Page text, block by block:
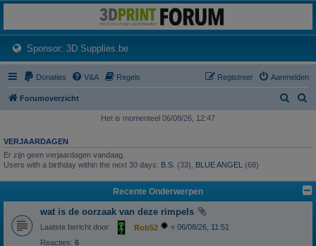
Het 3D print forum van de Benelux na de sluiting van 3dprintforum.nl
Sponsor: 3D Supplies.be(Opens a new tab)
Donaties V&A Regels Aanmelden
Registreer
Forumoverzicht
k
k
Het is momenteel 06/08/26, 12:47
VERJAARDAGEN
Er zijn geen verjaardagen vandaag.
Users with a birthday within the next 30 days: B.S. (33), BLUE ANGEL (68)
Recente Onderwerpen
wat is de oorzaak van deze rimpels
Laatste bericht door Rob52 « 06/08/26, 11:51
Reacties: 6